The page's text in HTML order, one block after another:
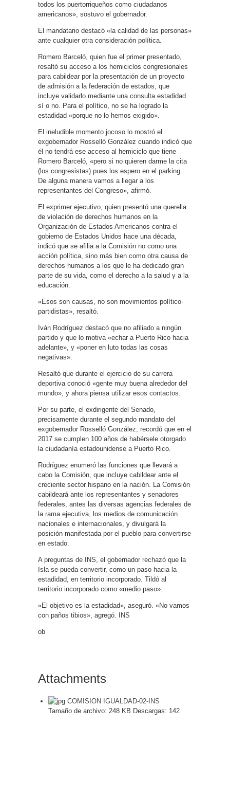
todos los puertorriqueños como ciudadanos
americanos», sostuvo el gobernador.
El mandatario destacó «la calidad de las personas»
ante cualquier otra consideración política.
Romero Barceló, quien fue el primer presentado,
resaltó su acceso a los hemiciclos congresionales
para cabildear por la presentación de un proyecto
de admisión a la federación de estados, que
incluye validarlo mediante una consulta estadidad
sí o no. Para el político, no se ha logrado la
estadidad «porque no lo hemos exigido».
El ineludible momento jocoso lo mostró el
exgobernador Rosselló González cuando indicó que
él no tendrá ese acceso al hemiciclo que tiene
Romero Barceló, «pero si no quieren darme la cita
(los congresistas) pues los espero en el parking.
De alguna manera vamos a llegar a los
representantes del Congreso», afirmó.
El exprimer ejecutivo, quien presentó una querella
de violación de derechos humanos en la
Organización de Estados Americanos contra el
gobierno de Estados Unidos hace una década,
indicó que se afilia a la Comisión no como una
acción política, sino más bien como otra causa de
derechos humanos a los que le ha dedicado gran
parte de su vida, como el derecho a la salud y a la
educación.
«Esos son causas, no son movimientos político-
partidistas», resaltó.
Iván Rodríguez destacó que no afiliado a ningún
partido y que lo motiva «echar a Puerto Rico hacia
adelante», y «poner en luto todas las cosas
negativas».
Resaltó que durante el ejercicio de su carrera
deportiva conoció «gente muy buena alrededor del
mundo», y ahora piensa utilizar esos contactos.
Por su parte, el exdirigente del Senado,
precisamente durante el segundo mandato del
exgobernador Rosselló González, recordó que en el
2017 se cumplen 100 años de habérsele otorgado
la ciudadanía estadounidense a Puerto Rico.
Rodríguez enumeró las funciones que llevará a
cabo la Comisión, que incluye cabildear ante el
creciente sector hispano en la nación. La Comisión
cabildeará ante los representantes y senadores
federales, antes las diversas agencias federales de
la rama ejecutiva, los medios de comunicación
nacionales e internacionales, y divulgará la
posición manifestada por el pueblo para convertirse
en estado.
A preguntas de INS, el gobernador rechazó que la
Isla se pueda convertir, como un paso hacia la
estadidad, en territorio incorporado. Tildó al
territorio incorporado como «medio paso».
«El objetivo es la estadidad», aseguró. «No vamos
con paños tibios», agregó. INS
ob
Attachments
COMISION IGUALDAD-02-INS
Tamaño de archivo: 248 KB Descargas: 142